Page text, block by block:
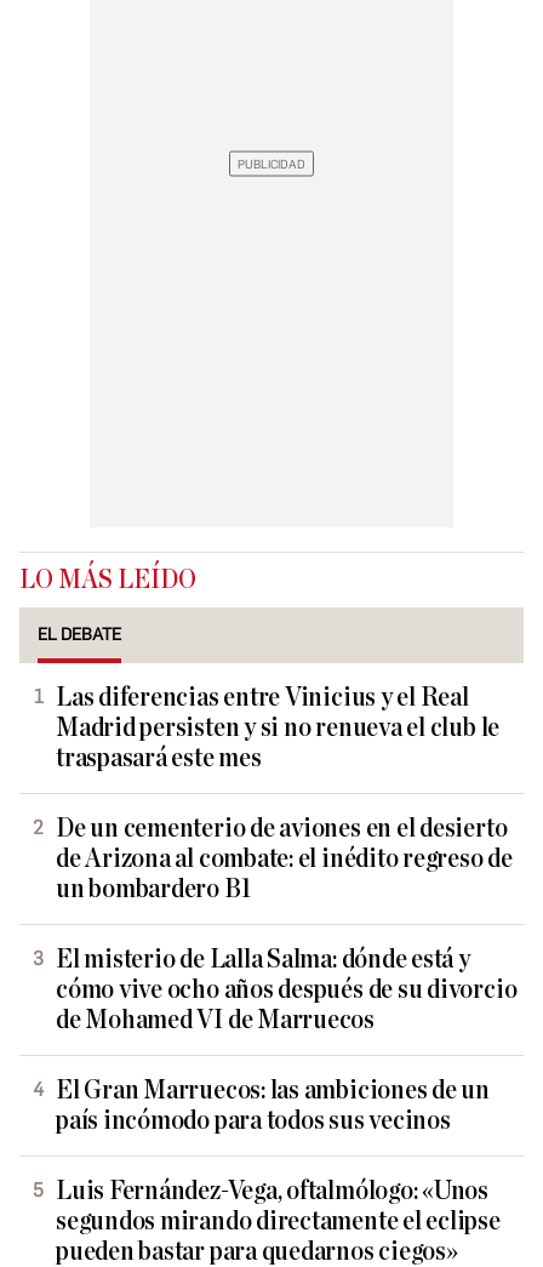
LO MÁS LEÍDO
EL DEBATE
Las diferencias entre Vinicius y el Real
Madrid persisten y si no renueva el club le
traspasará este mes
De un cementerio de aviones en el desierto
de Arizona al combate: el inédito regreso de
un bombardero B1
El misterio de Lalla Salma: dónde está y
cómo vive ocho años después de su divorcio
de Mohamed VI de Marruecos
El Gran Marruecos: las ambiciones de un
país incómodo para todos sus vecinos
Luis Fernández-Vega, oftalmólogo: «Unos
segundos mirando directamente el eclipse
pueden bastar para quedarnos ciegos»